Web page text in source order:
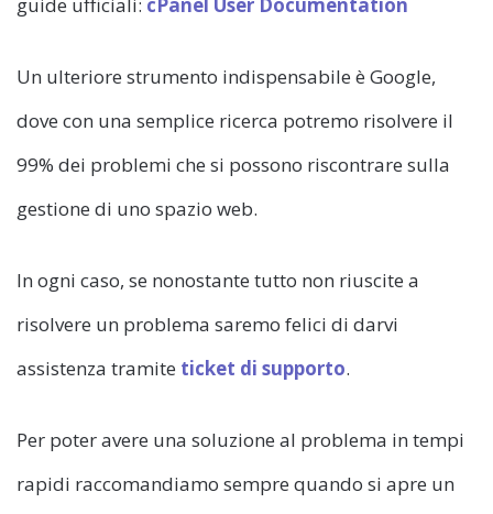
guide ufficiali: cPanel User Documentation
Un ulteriore strumento indispensabile è Google,
dove con una semplice ricerca potremo risolvere il
99% dei problemi che si possono riscontrare sulla
gestione di uno spazio web.
In ogni caso, se nonostante tutto non riuscite a
risolvere un problema saremo felici di darvi
assistenza tramite ticket di supporto.
Per poter avere una soluzione al problema in tempi
rapidi raccomandiamo sempre quando si apre un